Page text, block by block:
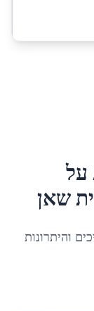
על
שאן
והיתרונות